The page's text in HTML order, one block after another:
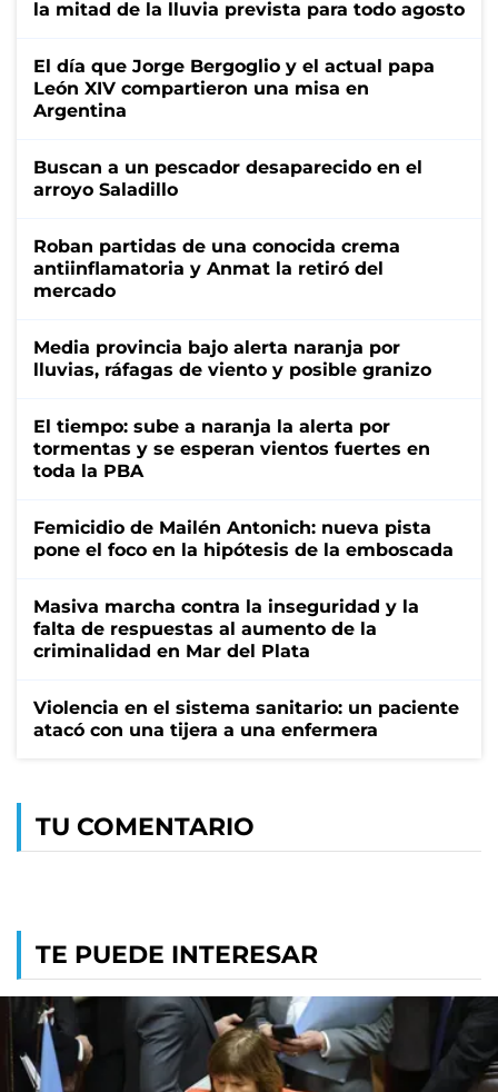
la mitad de la lluvia prevista para todo agosto
El día que Jorge Bergoglio y el actual papa
León XIV compartieron una misa en
Argentina
Buscan a un pescador desaparecido en el
arroyo Saladillo
Roban partidas de una conocida crema
antiinflamatoria y Anmat la retiró del
mercado
Media provincia bajo alerta naranja por
lluvias, ráfagas de viento y posible granizo
El tiempo: sube a naranja la alerta por
tormentas y se esperan vientos fuertes en
toda la PBA
Femicidio de Mailén Antonich: nueva pista
pone el foco en la hipótesis de la emboscada
Masiva marcha contra la inseguridad y la
falta de respuestas al aumento de la
criminalidad en Mar del Plata
Violencia en el sistema sanitario: un paciente
atacó con una tijera a una enfermera
TU COMENTARIO
TE PUEDE INTERESAR